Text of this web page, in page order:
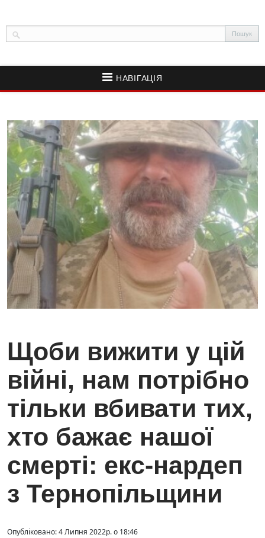
НАВІГАЦІЯ
Щоби вижити у цій
війні, нам потрібно
тільки вбивати тих,
хто бажає нашої
смерті: екс-нардеп
з Тернопільщини
Опубліковано: 4 Липня 2022р. о 18:46